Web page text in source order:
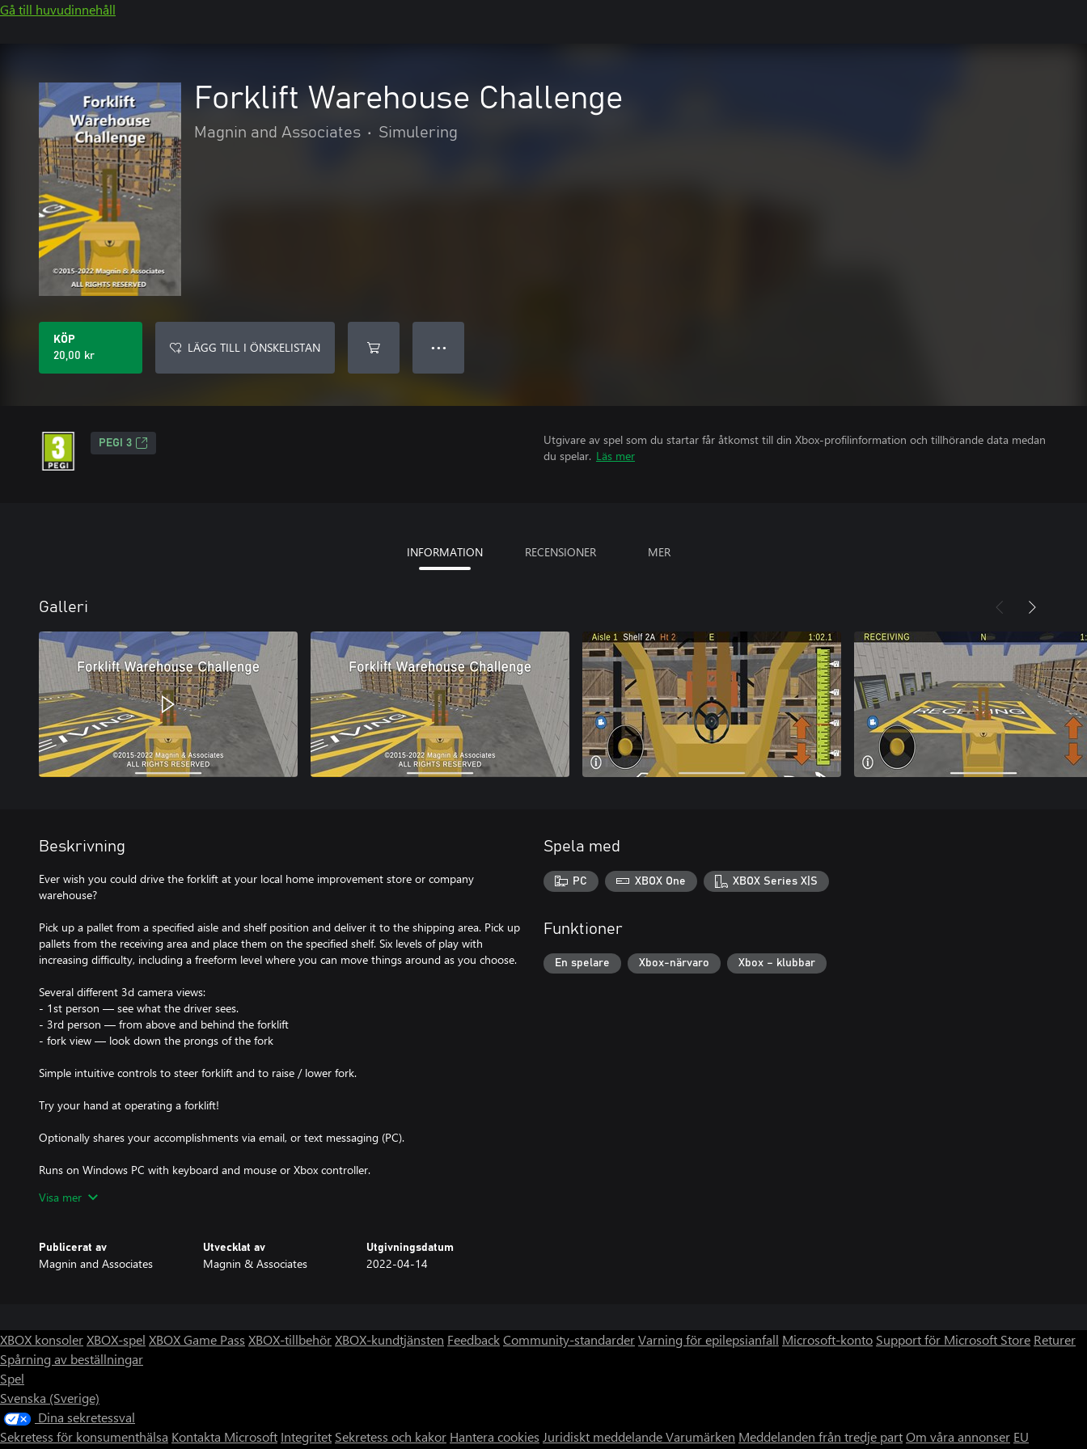
Gå till huvudinnehåll
Forklift Warehouse Challenge
Magnin and Associates • Simulering
KÖP
20,00 kr
LÄGG TILL I ÖNSKELISTAN ● ● ●
PEGI 3
Utgivare av spel som du startar får åtkomst till din Xbox-profilinformation och tillhörande data medan
du spelar. Läs mer
INFORMATION RECENSIONER MER
Galleri
Beskrivning
Ever wish you could drive the forklift at your local home improvement store or company
warehouse?
Pick up a pallet from a specified aisle and shelf position and deliver it to the shipping area. Pick up
pallets from the receiving area and place them on the specified shelf. Six levels of play with
increasing difficulty, including a freeform level where you can move things around as you choose.
Several different 3d camera views:
- 1st person — see what the driver sees.
- 3rd person — from above and behind the forklift
- fork view — look down the prongs of the fork
Simple intuitive controls to steer forklift and to raise / lower fork.
Try your hand at operating a forklift!
Optionally shares your accomplishments via email, or text messaging (PC).
Runs on Windows PC with keyboard and mouse or Xbox controller.
Visa mer
Publicerat av
Magnin and Associates
Utvecklat av
Magnin & Associates
Utgivningsdatum
2022-04-14
Spela med
PC XBOX One XBOX Series X|S
Funktioner
En spelare Xbox-närvaro Xbox – klubbar
XBOX konsolerXBOX-spel XBOX Game Pass XBOX-tillbehörXBOX-kundtjänsten FeedbackCommunity-standarderVarning för epilepsianfall Microsoft-konto Support för Microsoft Store Returer
Spårning av beställningar
Spel
Svenska (Sverige)
Dina sekretessval
Sekretess för konsumenthälsa Kontakta Microsoft Integritet Sekretess och kakor Hantera cookies Juridiskt meddelandeVarumärken Meddelanden från tredje partOm våra annonser EU